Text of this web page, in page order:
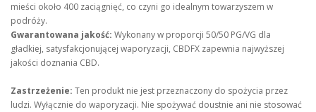
mieści około 400 zaciągnięć, co czyni go idealnym towarzyszem w
podróży.
Gwarantowana jakość: Wykonany w proporcji 50/50 PG/VG dla
gładkiej, satysfakcjonującej waporyzacji, CBDFX zapewnia najwyższej
jakości doznania CBD.
Zastrzeżenie: Ten produkt nie jest przeznaczony do spożycia przez
ludzi. Wyłącznie do waporyzacji. Nie spożywać doustnie ani nie stosować